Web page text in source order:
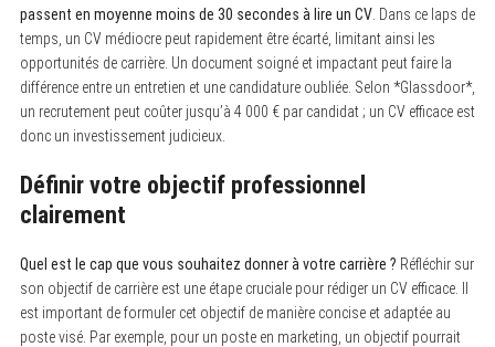
passent en moyenne moins de 30 secondes à lire un CV. Dans ce laps de
temps, un CV médiocre peut rapidement être écarté, limitant ainsi les
opportunités de carrière. Un document soigné et impactant peut faire la
différence entre un entretien et une candidature oubliée. Selon *Glassdoor*,
un recrutement peut coûter jusqu’à 4 000 € par candidat ; un CV efficace est
donc un investissement judicieux.
Définir votre objectif professionnel
clairement
Quel est le cap que vous souhaitez donner à votre carrière ? Réfléchir sur
son objectif de carrière est une étape cruciale pour rédiger un CV efficace. Il
est important de formuler cet objectif de manière concise et adaptée au
poste visé. Par exemple, pour un poste en marketing, un objectif pourrait